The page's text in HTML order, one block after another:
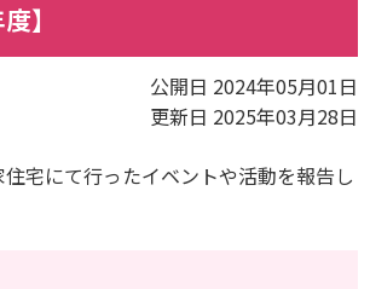
】
公開日 2024年05月01日
更新日 2025年03月28日
宅にて行ったイベントや活動を報告し